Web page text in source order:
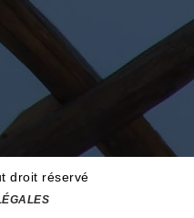
droit réservé